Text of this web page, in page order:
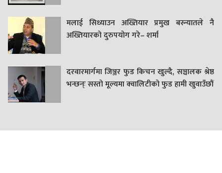
मलाई सिध्याउन अख्तियार प्रमुख बस्न्यातले नै
अख्तियारको दुरुपयोग गरे– शर्मा
दरवारमार्गमा जिञ्जर फुड किचन खुल्दै, सञ्चालक श्रेष्ठ
भन्छन्ः सस्तो मूल्यमा क्वालिटीको फुड हामी खुवाउँछौं